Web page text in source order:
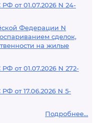
от 01.07.2026 N 24-
Федерации N
сделок,
на жилые
от 01.07.2026 N 272-
от 17.06.2026 N 5-
Подробнее...